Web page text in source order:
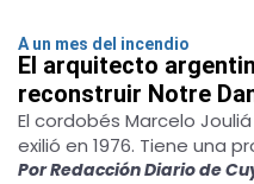
A un mes del incendio
El arquitecto
reconstruir Notre
El cordobés Marcelo
exilió en 1976. Tiene una
Por Redacción Diario de